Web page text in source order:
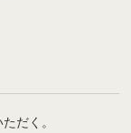
だく。